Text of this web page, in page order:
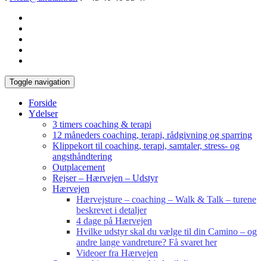
Toggle navigation
Forside
Ydelser
3 timers coaching & terapi
12 måneders coaching, terapi, rådgivning og sparring
Klippekort til coaching, terapi, samtaler, stress- og
angsthåndtering
Outplacement
Rejser – Hærvejen – Udstyr
Hærvejen
Hærvejsture – coaching – Walk & Talk – turene
beskrevet i detaljer
4 dage på Hærvejen
Hvilke udstyr skal du vælge til din Camino – og
andre lange vandreture? Få svaret her
Videoer fra Hærvejen